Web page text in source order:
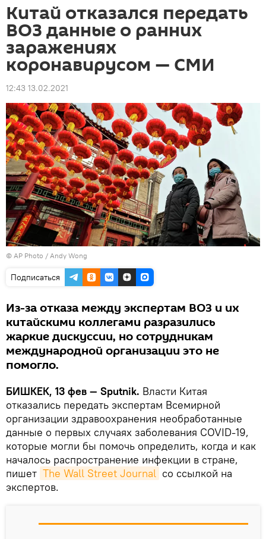
Китай отказался передать
ВОЗ данные о ранних
заражениях
коронавирусом — СМИ
12:43 13.02.2021
© AP Photo / Andy Wong
Подписаться
Из-за отказа между экспертам ВОЗ и их
китайскими коллегами разразились
жаркие дискуссии, но сотрудникам
международной организации это не
помогло.
БИШКЕК, 13 фев — Sputnik. Власти Китая
отказались передать экспертам Всемирной
организации здравоохранения необработанные
данные о первых случаях заболевания COVID-19,
которые могли бы помочь определить, когда и как
началось распространение инфекции в стране,
пишет The Wall Street Journal со ссылкой на
экспертов.